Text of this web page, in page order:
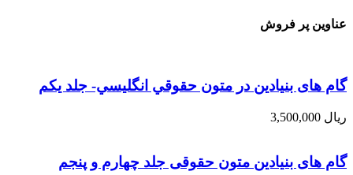
عناوین پر فروش
گام های بنیادین در متون حقوقي انگليسي- جلد يكم
ریال
گام های بنیادین متون حقوقی جلد چهارم و پنجم